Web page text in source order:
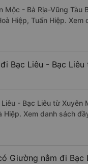
Mộc - Bà Rịa-Vũng
Hiệp, Tuấn Hiệp. Xem
Bạc Liêu - Bạc
- Bạc Liêu từ
Xem danh sách
Giường nằm đi